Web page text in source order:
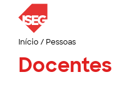
Início/ Pessoas
Docentes